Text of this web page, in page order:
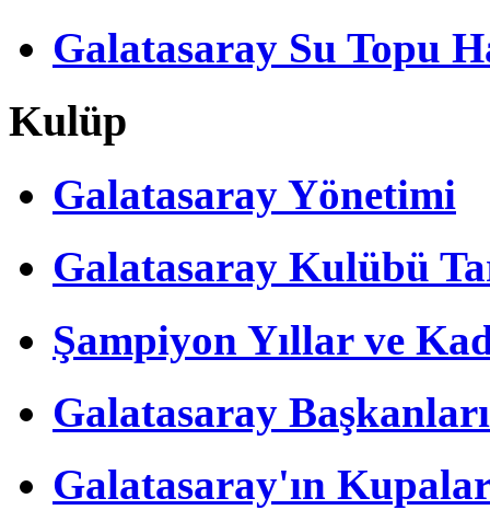
Galatasaray Su Topu
Kulüp
Galatasaray Yönetimi
Galatasaray Kulübü
Şampiyon Yıllar ve
Galatasaray Başkanları
Galatasaray'ın